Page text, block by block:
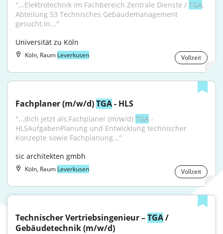
"...Elektrotechnik im Fachbereich Zentrale Dienste / TGA,
Abteilung 53 Technisches Gebäudemanagement
gesucht.In..."
Universität zu Köln
Köln, Raum Leverkusen Vollzeit
Fachplaner (m/w/d) TGA - HLS
"...dich jetzt als:Fachplaner (m/w/d) TGA -
HLSAufgabenPlanung und Entwicklung technischer
Konzepte sowie Fachplanung..."
sic architekten gmbh
Köln, Raum Leverkusen Vollzeit
Technischer Vertriebsingenieur – TGA /
Gebäudetechnik (m/w/d)